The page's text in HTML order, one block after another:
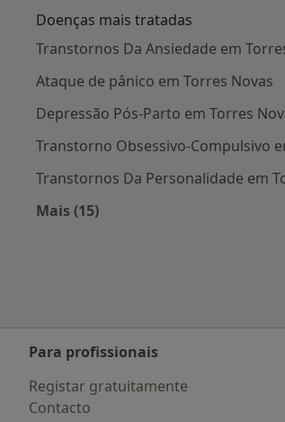
Doenças mais tratadas
Transtornos Da Ansiedade em
Ataque de pânico em Torres Novas
Depressão Pós-Parto em Torres
Transtorno Obsessivo-Compulsivo
Transtornos Da Personalidade em
Mais (15)
Para profissionais
Registar gratuitamente
Contacto